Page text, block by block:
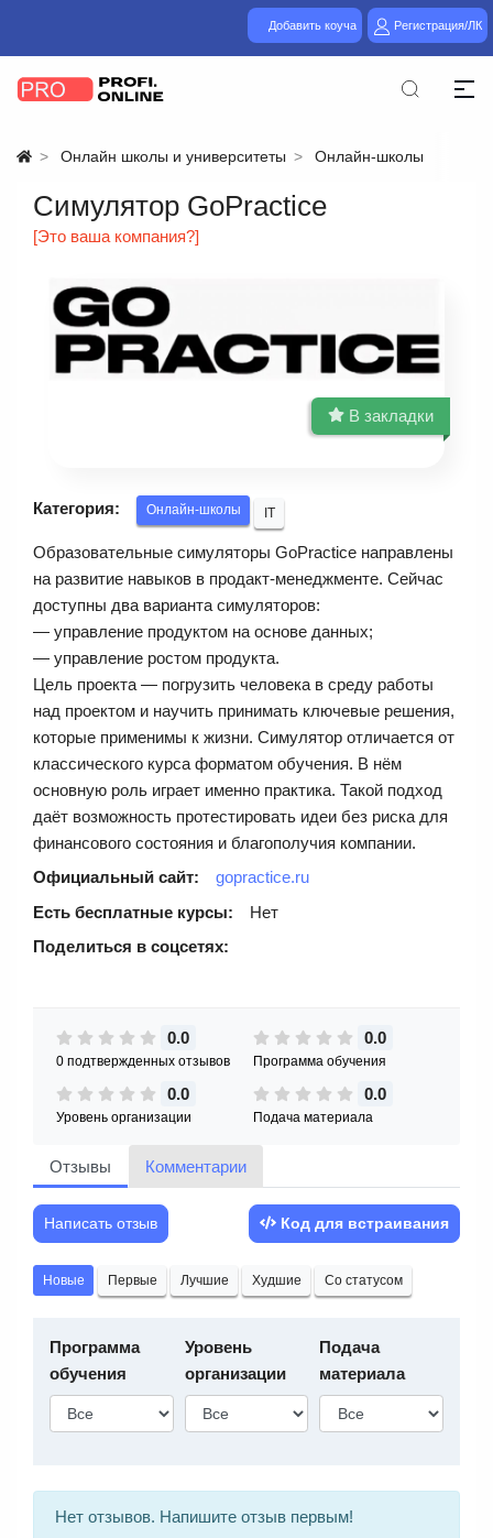
Добавить коуча Регистрация/ЛК
Онлайн школы и университеты Онлайн-школы
Симулятор GoPractice
[Это ваша компания?]
В закладки
Категория: Онлайн-школы IT
Образовательные симуляторы GoPractice направлены
на развитие навыков в продакт-менеджменте. Сейчас
доступны два варианта симуляторов:
— управление продуктом на основе данных;
— управление ростом продукта.
Цель проекта — погрузить человека в среду работы
над проектом и научить принимать ключевые решения,
которые применимы к жизни. Симулятор отличается от
классического курса форматом обучения. В нём
основную роль играет именно практика. Такой подход
даёт возможность протестировать идеи без риска для
финансового состояния и благополучия компании.
Официальный сайт:
gopractice.ru
Есть бесплатные курсы:
Нет
Поделиться в соцсетях:
0.0
0 подтвержденных отзывов
0.0
Программа обучения
0.0
Уровень организации
0.0
Подача материала
Отзывы Комментарии
Написать отзыв Код для встраивания
Новые Первые Лучшие Худшие Со статусом
Программа
обучения
Уровень
организации
Подача
материала
Нет отзывов. Напишите отзыв первым!